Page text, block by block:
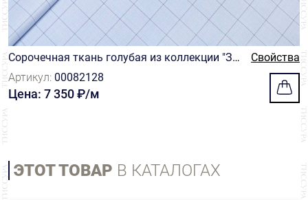
Сорочечная ткань голубая из коллекции "Зе
фир" из 100% хлопка от Thomas Mason в син
юю клетку "Принц Уэльский"
Свойства
Артикул: 00082128
Цена: 7 350 ₽/м
ЭТОТ ТОВАР В КАТАЛОГАХ